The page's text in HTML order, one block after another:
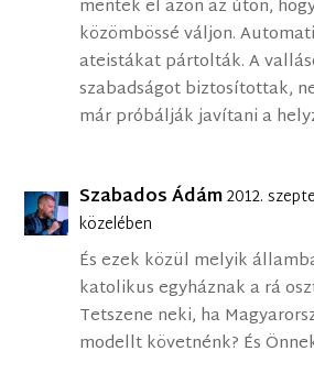
mentek el azon az úton,
közömbössé váljon.
ateistákat pártolták. A
szabadságot biztosítottak,
már próbálják javítani a
Szabados Ádám2012.
közelében
És ezek közül melyik
katolikus egyháznak a rá
Tetszene neki, ha
modellt követnénk? És